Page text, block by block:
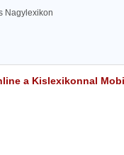
Nagylexikon
a Kislexikonnal